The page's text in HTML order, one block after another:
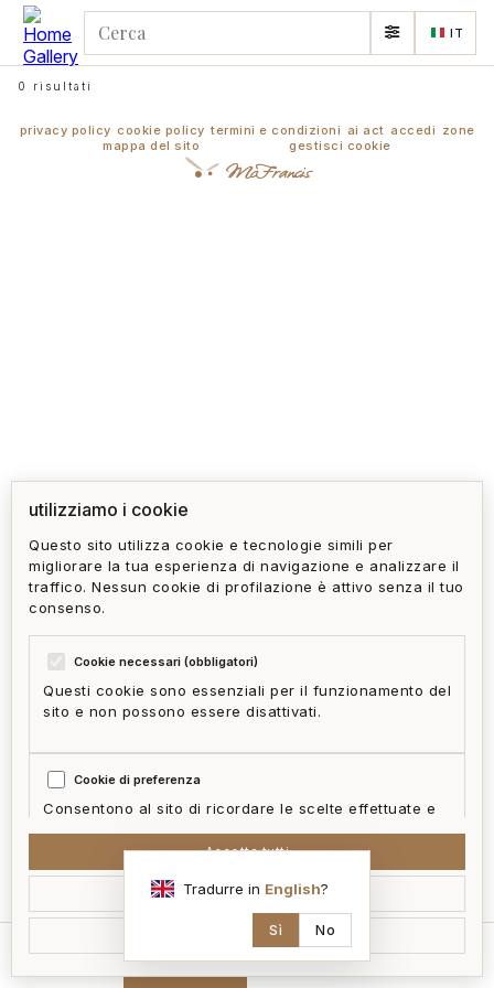
IT
0 risultati
McFrancis
privacy policy cookie policy termini e condizioni ai act accedi zone
mappa del sito
gestisci cookie
utilizziamo i cookie
Questo sito utilizza cookie e tecnologie simili per
migliorare la tua esperienza di navigazione e analizzare il
traffico. Nessun cookie di profilazione è attivo senza il tuo
consenso.
Cookie necessari (obbligatori)
Questi cookie sono essenziali per il funzionamento del
sito e non possono essere disattivati.
Cookie di preferenza
Consentono al sito di ricordare le scelte effettuate e
Cookie statistici
Aiutano a capire come i visitatori interagiscono con il
sito in forma aggregata e anonima.
Accetta tutti
Accetta selezionati
Rifiuta non essenziali
Tradurre in English?
Sì No